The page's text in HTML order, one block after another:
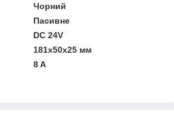
Чорний
Пасивне
DC 24V
181х50х25 мм
8 A